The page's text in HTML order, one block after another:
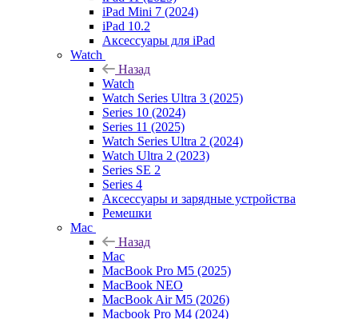
iPad Mini 7 (2024)
iPad 10.2
Аксессуары для iPad
Watch
Назад
Watch
Watch Series Ultra 3 (2025)
Series 10 (2024)
Series 11 (2025)
Watch Series Ultra 2 (2024)
Watch Ultra 2 (2023)
Series SE 2
Series 4
Аксессуары и зарядные устройства
Ремешки
Mac
Назад
Mac
MacBook Pro M5 (2025)
MacBook NEO
MacBook Air M5 (2026)
Macbook Pro M4 (2024)